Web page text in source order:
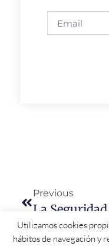
Previous
Utilizamos cookies
hábitos de navegación y